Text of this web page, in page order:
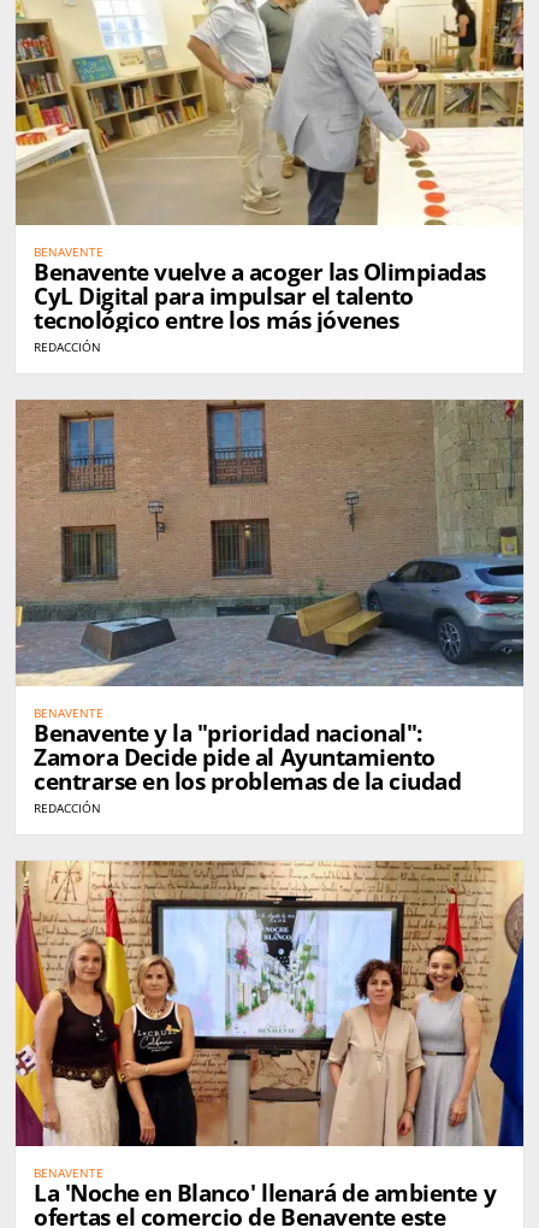
BENAVENTE
Benavente vuelve a acoger las Olimpiadas
CyL Digital para impulsar el talento
tecnológico entre los más jóvenes
REDACCIÓN
BENAVENTE
Benavente y la "prioridad nacional":
Zamora Decide pide al Ayuntamiento
centrarse en los problemas de la ciudad
REDACCIÓN
BENAVENTE
La 'Noche en Blanco' llenará de ambiente y
ofertas el comercio de Benavente este